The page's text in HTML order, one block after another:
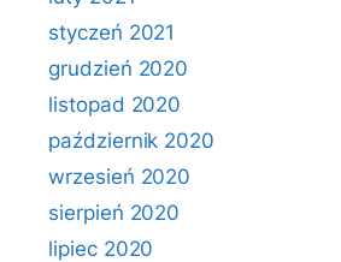
styczeń 2021
grudzień 2020
listopad 2020
październik 2020
wrzesień 2020
sierpień 2020
lipiec 2020